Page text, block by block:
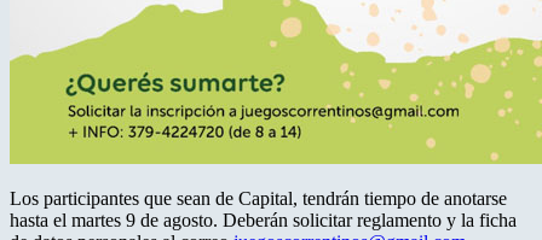
Los participantes que sean de Capital, tendrán tiempo de anotarse
hasta el martes 9 de agosto. Deberán solicitar reglamento y la ficha